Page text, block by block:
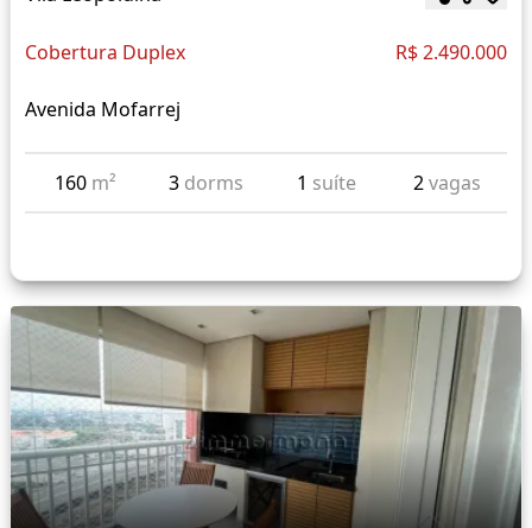
Cobertura Duplex R$ 2.490.000
Avenida Mofarrej
160 m² 3 dorms 1 suíte 2vagas